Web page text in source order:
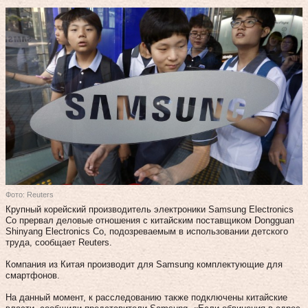
Фото: Reuters
Крупный корейский производитель электроники Samsung Electronics
Co прервал деловые отношения с китайским поставщиком Dongguan
Shinyang Electronics Co, подозреваемым в использовании детского
труда, сообщает Reuters.
Компания из Китая производит для Samsung комплектующие для
смартфонов.
На данный момент, к расследованию также подключены китайские